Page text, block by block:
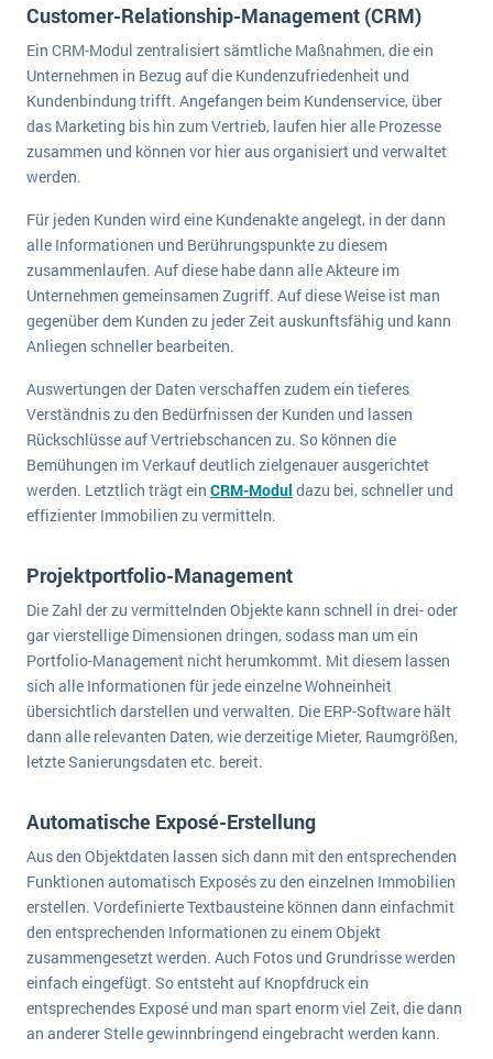
Customer-Relationship-Management (CRM)
Ein CRM-Modul zentralisiert sämtliche Maßnahmen, die ein
Unternehmen in Bezug auf die Kundenzufriedenheit und
Kundenbindung trifft. Angefangen beim Kundenservice, über
das Marketing bis hin zum Vertrieb, laufen hier alle Prozesse
zusammen und können vor hier aus organisiert und verwaltet
werden.
Für jeden Kunden wird eine Kundenakte angelegt, in der dann
alle Informationen und Berührungspunkte zu diesem
zusammenlaufen. Auf diese habe dann alle Akteure im
Unternehmen gemeinsamen Zugriff. Auf diese Weise ist man
gegenüber dem Kunden zu jeder Zeit auskunftsfähig und kann
Anliegen schneller bearbeiten.
Auswertungen der Daten verschaffen zudem ein tieferes
Verständnis zu den Bedürfnissen der Kunden und lassen
Rückschlüsse auf Vertriebschancen zu. So können die
Bemühungen im Verkauf deutlich zielgenauer ausgerichtet
werden. Letztlich trägt ein CRM-Modul dazu bei, schneller und
effizienter Immobilien zu vermitteln.
Projektportfolio-Management
Die Zahl der zu vermittelnden Objekte kann schnell in drei- oder
gar vierstellige Dimensionen dringen, sodass man um ein
Portfolio-Management nicht herumkommt. Mit diesem lassen
sich alle Informationen für jede einzelne Wohneinheit
übersichtlich darstellen und verwalten. Die ERP-Software hält
dann alle relevanten Daten, wie derzeitige Mieter, Raumgrößen,
letzte Sanierungsdaten etc. bereit.
Automatische Exposé-Erstellung
Aus den Objektdaten lassen sich dann mit den entsprechenden
Funktionen automatisch Exposés zu den einzelnen Immobilien
erstellen. Vordefinierte Textbausteine können dann einfachmit
den entsprechenden Informationen zu einem Objekt
zusammengesetzt werden. Auch Fotos und Grundrisse werden
einfach eingefügt. So entsteht auf Knopfdruck ein
entsprechendes Exposé und man spart enorm viel Zeit, die dann
an anderer Stelle gewinnbringend eingebracht werden kann.